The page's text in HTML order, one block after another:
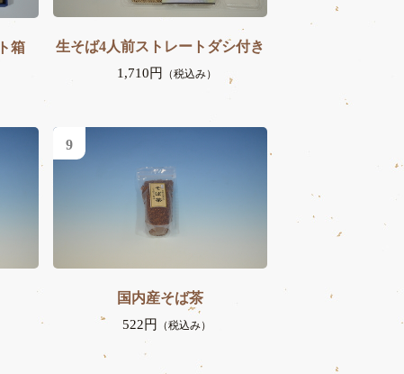
箱 生そば4人前ストレートダシ付き
1,710円 （税込み）
9
国内産そば茶
522円 （税込み）